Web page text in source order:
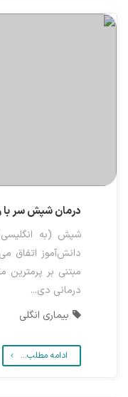
درمان شپش سر
دانش‌آموز اتفاق
مبتنی بر پرمترین
درمانی دی...
بیماری انگلی
ادامه مطلب...